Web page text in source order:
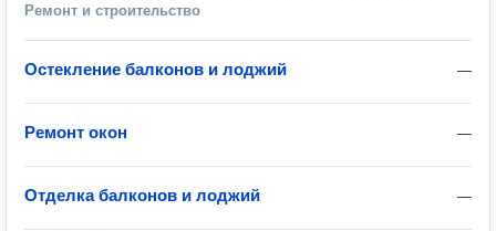
Ремонт и строительство
—
Остекление балконов и лоджий
—
Ремонт окон
—
Отделка балконов и лоджий